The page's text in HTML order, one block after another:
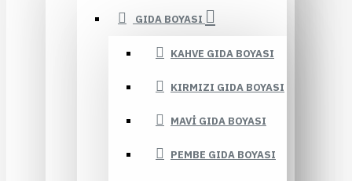
GIDA BOYASI
KAHVE GIDA BOYASI
KIRMIZI GIDA BOYASI
MAVI GIDA BOYASI
PEMBE GIDA BOYASI